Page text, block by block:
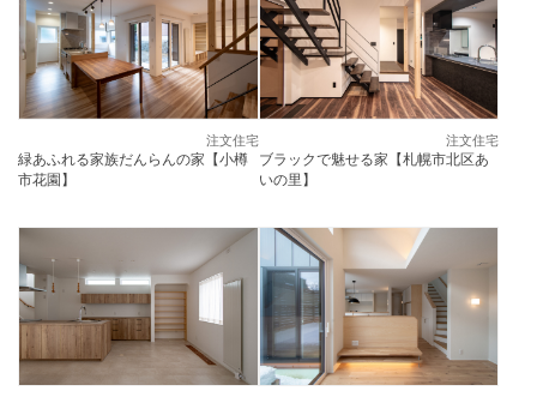
注文住宅
緑あふれる家族だんらんの家【小樽
市花園】
注文住宅
ブラックで魅せる家【札幌市北区あ
いの里】